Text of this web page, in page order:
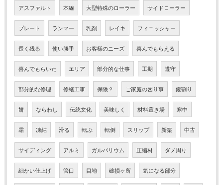
アスファルト 本線 大型特殊のローラー サイドローラー
プレート ランマー 乳剤 レイキ フィニッシャー
長く残る 使い勝手 お客様のニーズ 喜んでもらえる
喜んでもらいた エリア 部分的な仕事 工期 遵守
部分的な修理 修繕工事 保険？ ご家庭の困り事 鏡割り
餅 ならわし 伝統文化 美味しく 材料置き場 寒中
霜 凍結 滑る 転ぶ 転倒 スリップ 新築 中古
サイディング アルミ ガルバリウム 圧縮材 ダメ周り
細かい仕上げ 管口 目地 破損ヶ所 気になる部分